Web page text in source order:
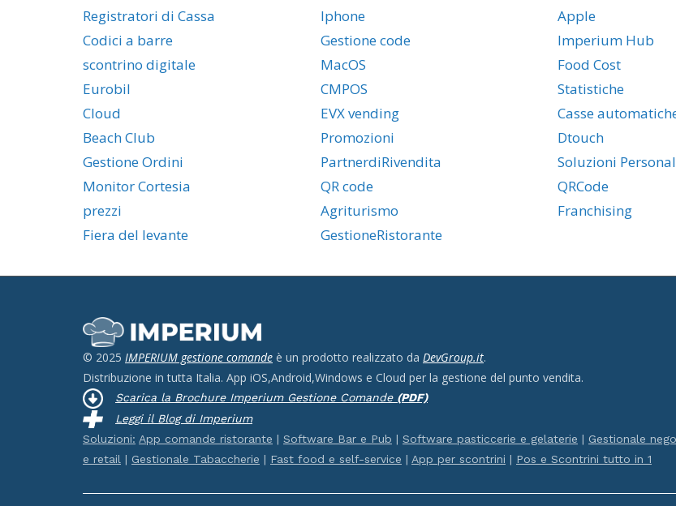
Registratori di Cassa
Iphone Apple
Codici a barre
Gestione code Imperium Hub
scontrino digitale
MacOS Food Cost
Eurobil
CMPOS Statistiche
Cloud
EVX vending Casse
Beach Club
Promozioni Dtouch
Gestione Ordini
PartnerdiRivendita Soluzioni
Monitor Cortesia
QR code QRCode
prezzi
Agriturismo Franchising
Fiera del levante
GestioneRistorante
© 2025 IMPERIUM gestione comande è un prodotto realizzato da DevGroup.it.
Distribuzione in tutta Italia. App iOS,Android,Windows e Cloud per la gestione del punto vendita.
Scarica la Brochure Imperium Gestione Comande (PDF)
Leggi il Blog di Imperium
Soluzioni: App comande ristorante | Software Bar e Pub | Software pasticcerie e gelaterie | Gestionale
e retail | Gestionale Tabaccherie | Fast food e self-service | App per scontrini | Pos e Scontrini tutto in 1